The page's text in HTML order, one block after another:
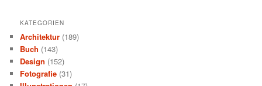
KATEGORIEN
Architektur (189)
Buch (143)
Design (152)
Fotografie (31)